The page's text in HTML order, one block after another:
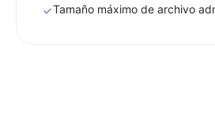
Tamaño máximo de archivo